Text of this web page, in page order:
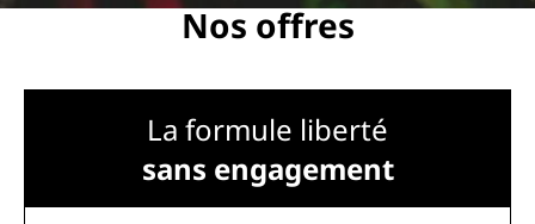
Nos offres
La formule liberté
sans engagement